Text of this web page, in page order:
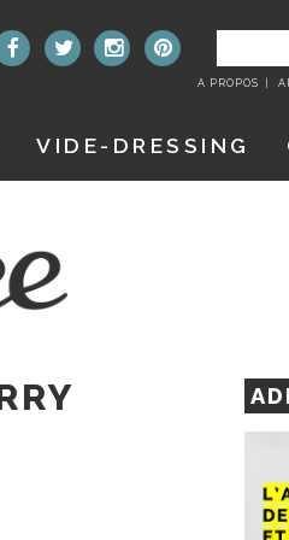
:
A PROPOS
VIDE-DRESSING